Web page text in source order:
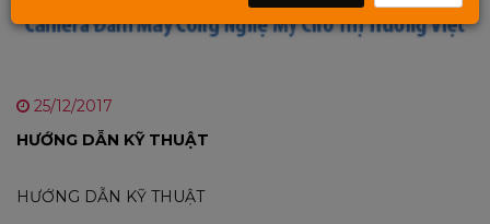
25/12/2017
HƯỚNG DẪN KỸ THUẬT
HƯỚNG DẪN KỸ THUẬT